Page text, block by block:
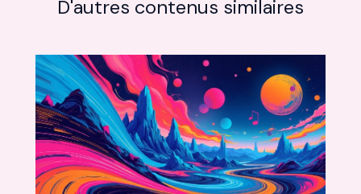
D'autres contenus similaires